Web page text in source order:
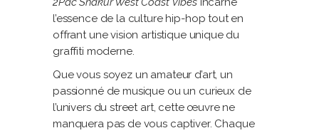
l’essence de la culture hip-hop tout en
offrant une vision artistique unique du
graffiti moderne.
Que vous soyez un amateur d’art, un
passionné de musique ou un curieux de
l’univers du street art, cette œuvre ne
manquera pas de vous captiver. Chaque